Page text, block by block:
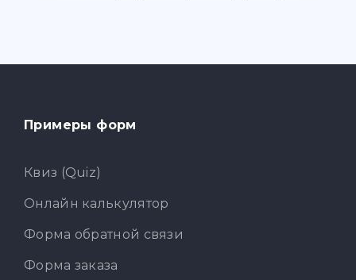
Примеры форм
Квиз (Quiz)
Онлайн калькулятор
Форма обратной связи
Форма заказа